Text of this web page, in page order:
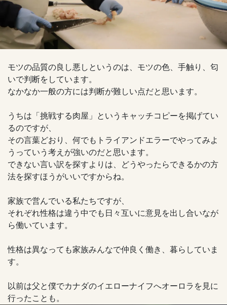
モツの品質の良し悪しというのは、モツの色、手触り、匂
いで判断をしています。
なかなか一般の方には判断が難しい点だと思います。
うちは「挑戦する肉屋」というキャッチコピーを掲げてい
るのですが、
その言葉どおり、何でもトライアンドエラーでやってみよ
うっていう考えが強いのだと思います。
できない言い訳を探すよりは、どうやったらできるかの方
法を探すほうがいいですからね。
家族で営んでいる私たちですが、
それぞれ性格は違う中でも日々互いに意見を出し合いなが
ら働いています。
性格は異なっても家族みんなで仲良く働き、暮らしていま
す。
以前は父と僕でカナダのイエローナイフへオーロラを見に
行ったことも。